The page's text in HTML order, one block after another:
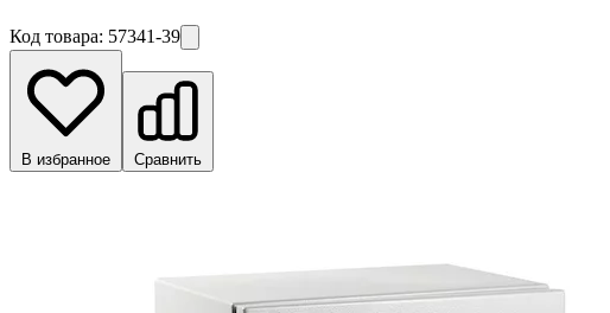
Код товара: 57341-39
В избранное Сравнить